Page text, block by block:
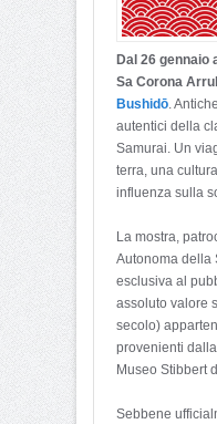
Dal 26 gennaio
Sa Corona
Bushidō.
autentici della
Samurai. Un
terra, una
influenza sulla
La mostra,
Autonoma della
esclusiva al
assoluto valore
secolo)
provenienti
Museo Stibbert
Sebbene